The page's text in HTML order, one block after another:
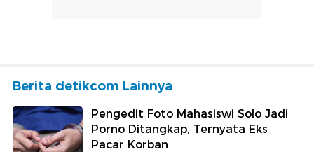
Berita detikcom Lainnya
Pengedit Foto Mahasiswi Solo Jadi
Porno Ditangkap, Ternyata Eks
Pacar Korban